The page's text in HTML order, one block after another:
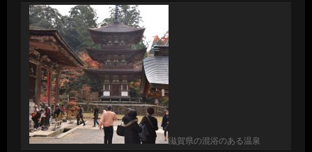
滋賀県の混浴のある温泉